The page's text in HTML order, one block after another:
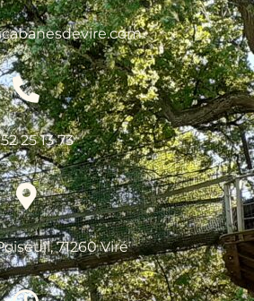
25 13 73
71260 Viré